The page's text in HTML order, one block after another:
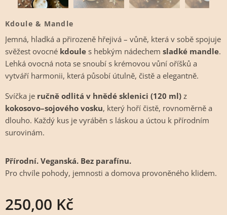
Kdoule & Mandle
Jemná, hladká a přirozeně hřejivá – vůně, která v sobě spojuje
svěžest ovocné kdoule s hebkým nádechem sladké mandle.
Lehká ovocná nota se snoubí s krémovou vůní oříšků a
vytváří harmonii, která působí útulně, čistě a elegantně.
Svíčka je ručně odlitá v hnědé sklenici (120 ml) z
kokosovo–sojového vosku, který hoří čistě, rovnoměrně a
dlouho. Každý kus je vyráběn s láskou a úctou k přírodním
surovinám.
Přírodní. Veganská. Bez parafínu.
Pro chvíle pohody, jemnosti a domova provoněného klidem.
250,00 Kč